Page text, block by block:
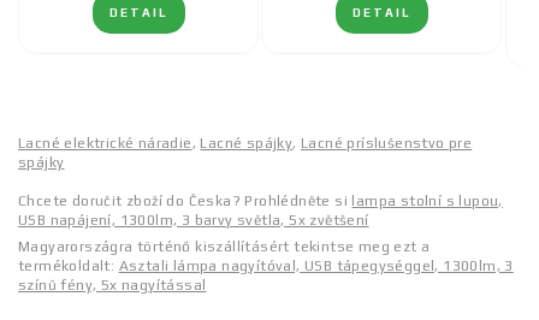
DETAIL DETAIL
Lacné elektrické náradie, Lacné spájky, Lacné príslušenstvo pre
spájky
Chcete doručit zboží do Česka? Prohlédněte si
lampa stolní s lupou,
USB napájení, 1300lm, 3 barvy světla, 5x zvětšení
Magyarországra történő kiszállításért tekintse meg ezt a
termékoldalt: Asztali lámpa nagyítóval, USB tápegységgel, 1300lm, 3
színű fény, 5x nagyítással